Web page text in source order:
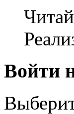
Войти